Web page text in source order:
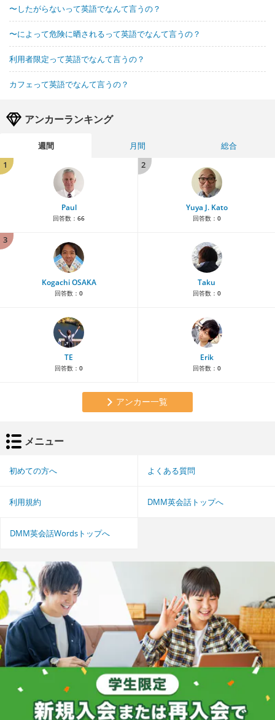
〜したがらないって英語でなんて言うの？
〜によって危険に晒されるって英語でなんて言うの？
利用者限定って英語でなんて言うの？
カフェって英語でなんて言うの？
アンカーランキング
週間 月間
総合
1
Paul
回答数： 66
2
Yuya J. Kato
回答数： 0
3
Kogachi OSAKA
回答数： 0
Taku
回答数： 0
TE
回答数： 0
Erik
回答数： 0
アンカー一覧
メニュー
初めての方へ よくある質問
利用規約 DMM英会話トップへ
DMM英会話Wordsトップへ